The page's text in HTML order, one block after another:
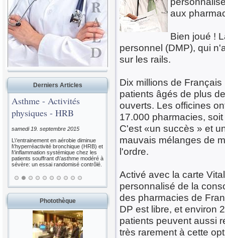
Derniers Articles
Asthme - Activités
physiques - HRB
samedi 19. septembre 2015
L\'entrainement en aérobie diminue
l\'hyperréactivité bronchique (HRB) et
l\'inflammation systémique chez les
patients souffrant d\'asthme modéré à
sévère: un essai randomisé contrôlé.
Photothèque
aux
Bien joué !
personnel (DMP), qui
sur les rails.
Dix millions de
patients âgés de plus
ouverts. Les officines
17.000 pharmacies,
C'est «un succès » et
mauvais mélanges de
l'ordre.
Activé avec la carte
personnalisé de la
des pharmacies de
DP est libre, et environ
patients peuvent aussi
très rarement à cette